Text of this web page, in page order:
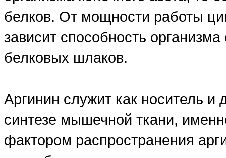
белков. От мощности работы
зависит способность
белковых шлаков.
Аргинин служит как носитель и
синтезе мышечной ткани,
фактором распространения